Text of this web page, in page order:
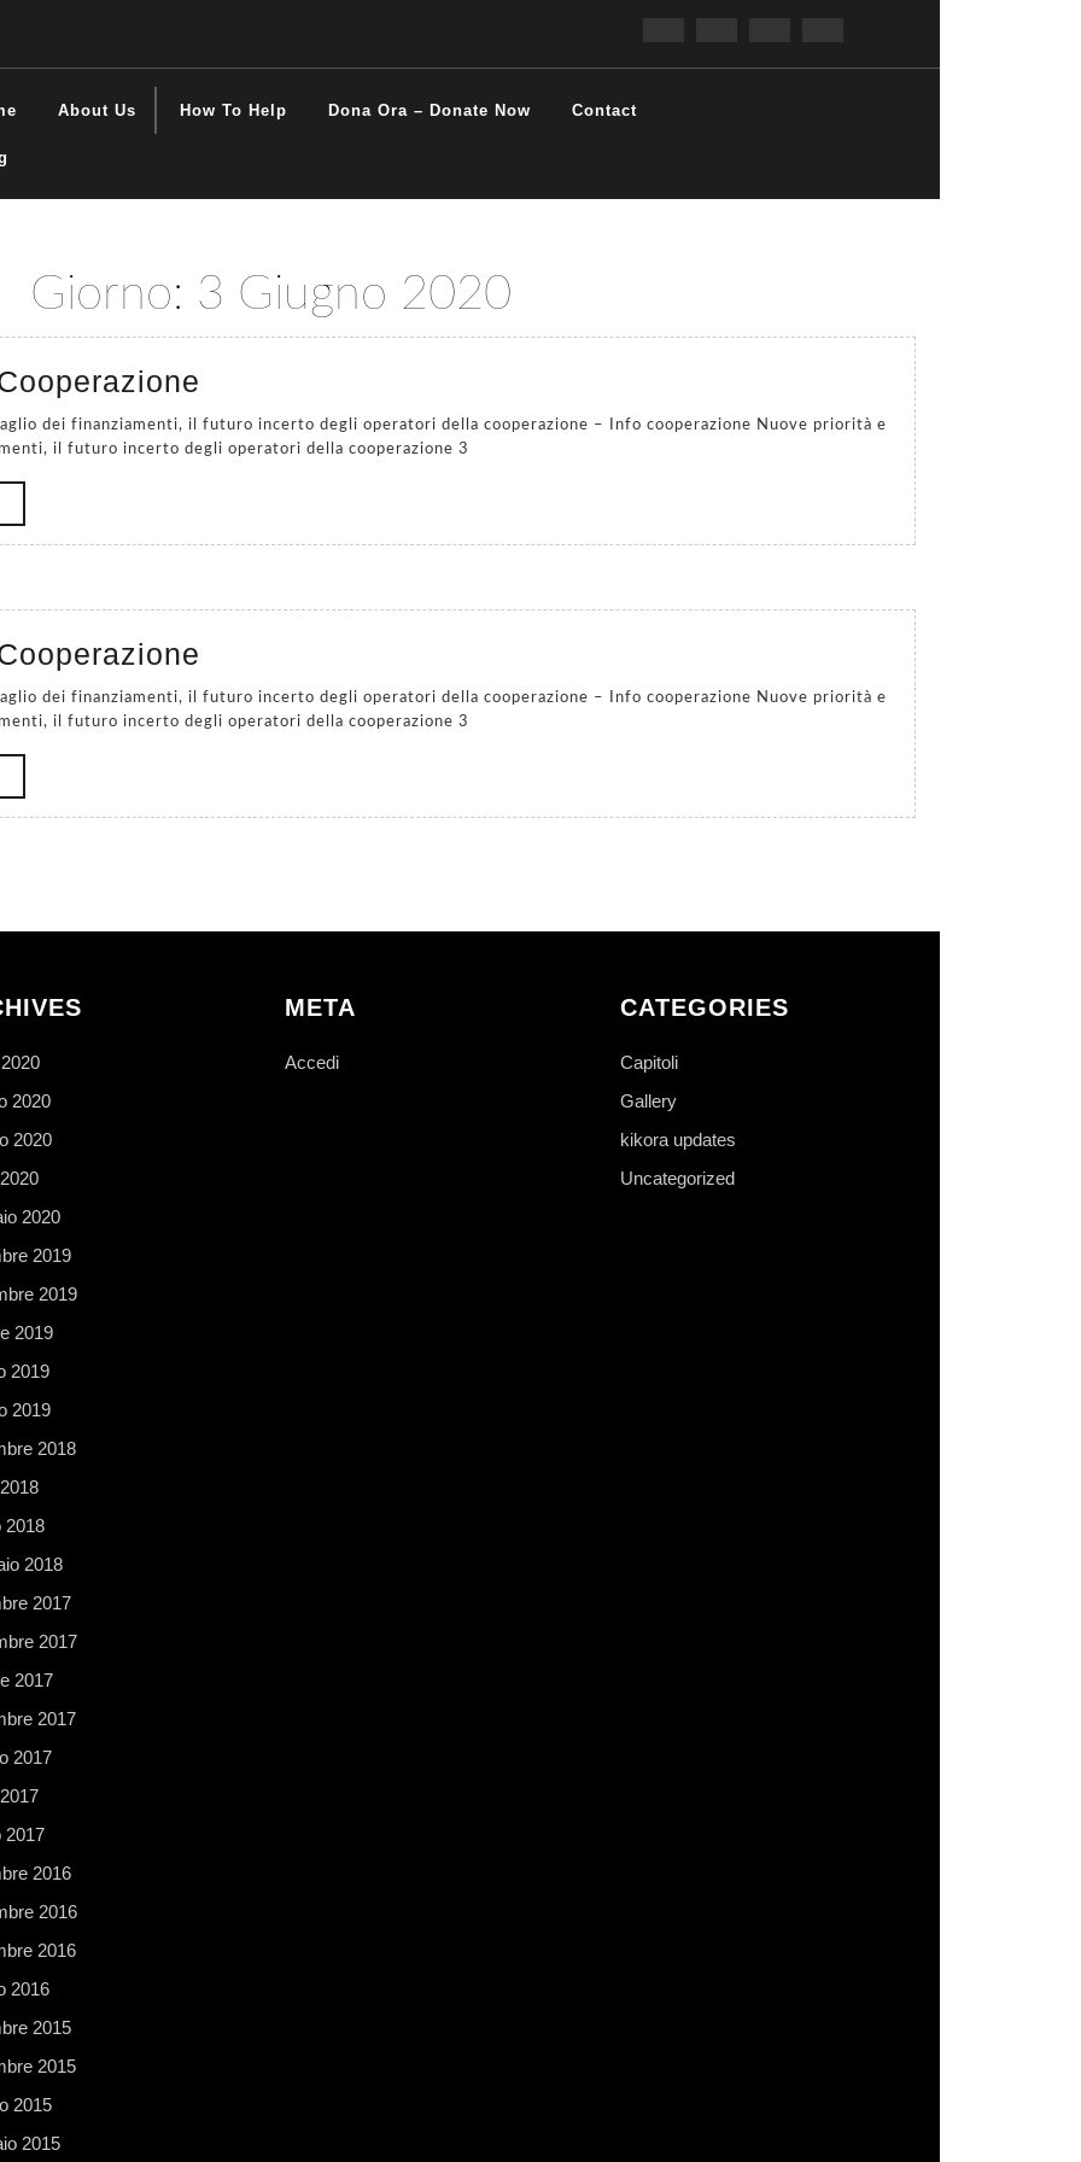
About Us How To Help Dona Ora – Donate Now Contact
Giorno: 3 Giugno 2020
e
Cooperazione
il futuro incerto degli operatori della cooperazione 3
e
Cooperazione
il futuro incerto degli operatori della cooperazione 3
2020
2020
2020
2019
2019
2019
2019
2019
2018
2018
2018
2017
2017
2017
2017
2017
2017
2016
2016
2016
2016
2015
2015
2015
2015
META
Accedi
CATEGORIES
Capitoli
Gallery
kikora updates
Uncategorized